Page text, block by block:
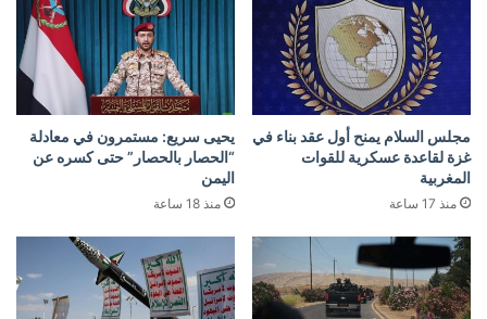
مجلس السلام يمنح أول عقد بناء في
غزة لقاعدة عسكرية للقوات
المغربية
منذ 17 ساعة
يحيى سريع: مستمرون في معادلة
“الحصار بالحصار” حتى كسره عن
اليمن
منذ 18 ساعة